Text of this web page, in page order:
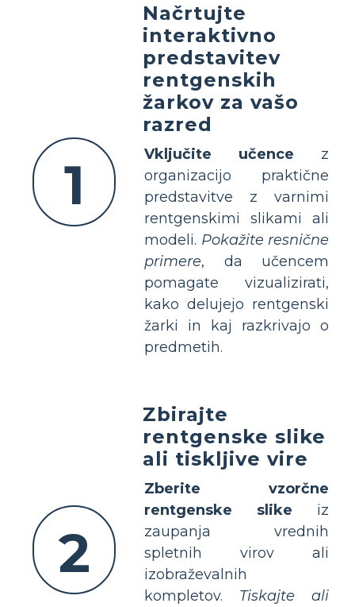
1
Načrtujte
interaktivno
predstavitev
rentgenskih
žarkov za vašo
razred
Vključite učence z
organizacijo praktične
predstavitve z varnimi
rentgenskimi slikami ali
modeli. Pokažite resnične
primere, da učencem
pomagate vizualizirati,
kako delujejo rentgenski
žarki in kaj razkrivajo o
predmetih.
2
Zbirajte
rentgenske slike
ali tiskljive vire
Zberite vzorčne
rentgenske slike iz
zaupanja vrednih
spletnih virov ali
izobraževalnih
kompletov. Tiskajte ali